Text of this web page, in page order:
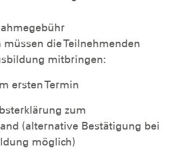
müssen die Teilnehmenden
mitbringen:
ersten Termin
zum
(alternative Bestätigung bei
möglich)